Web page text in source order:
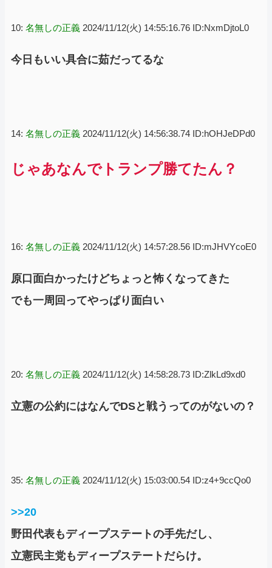
10: 名無しの正義 2024/11/12(火) 14:55:16.76 ID:NxmDjtoL0
今日もいい具合に茹だってるな
14: 名無しの正義 2024/11/12(火) 14:56:38.74 ID:hOHJeDPd0
じゃあなんでトランプ勝てたん？
16: 名無しの正義 2024/11/12(火) 14:57:28.56 ID:mJHVYcoE0
原口面白かったけどちょっと怖くなってきた
でも一周回ってやっぱり面白い
20: 名無しの正義 2024/11/12(火) 14:58:28.73 ID:ZlkLd9xd0
立憲の公約にはなんでDSと戦うってのがないの？
35: 名無しの正義 2024/11/12(火) 15:03:00.54 ID:z4+9ccQo0
>>20
野田代表もディープステートの手先だし、
立憲民主党もディープステートだらけ。